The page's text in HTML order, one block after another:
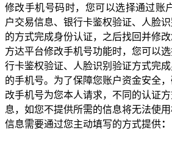
修改手机号码时，您可以选择通过账
户交易信息、银行卡鉴权验证、人脸
的方式完成身份认证，之后找回并修
方达平台修改手机号功能时，您可以
行卡鉴权验证、人脸识别验证方式完
的手机号。为了保障您账户资金安全
改手机号为您本人请求，不同的认证
息，如您不提供所需的信息将无法使
信息需要通过您主动填写的方式提供：